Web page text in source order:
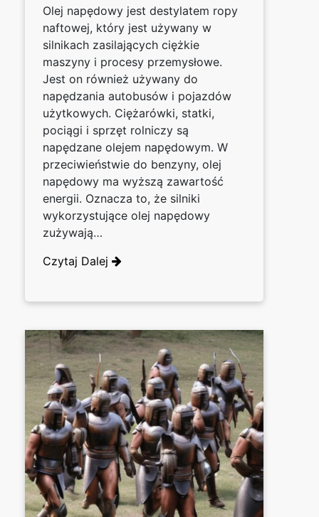
Olej napędowy jest destylatem ropy
naftowej, który jest używany w
silnikach zasilających ciężkie
maszyny i procesy przemysłowe.
Jest on również używany do
napędzania autobusów i pojazdów
użytkowych. Ciężarówki, statki,
pociągi i sprzęt rolniczy są
napędzane olejem napędowym. W
przeciwieństwie do benzyny, olej
napędowy ma wyższą zawartość
energii. Oznacza to, że silniki
wykorzystujące olej napędowy
zużywają…
Czytaj Dalej